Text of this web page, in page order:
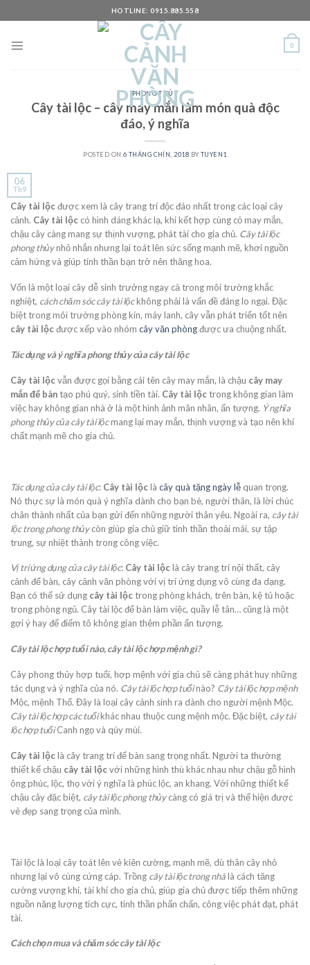
to
HOTLINE: 0915.885.558
0
PHONG THỦY
Cây tài lộc – cây may mắn làm món quà độc
đáo, ý nghĩa
POSTED ON 6 THÁNG CHÍN, 2018 BY TUYEN1
06
Th9
Cây tài lộcđược xem là cây trang trí độc đáo nhất trong các loại cây
cảnh. Cây tài lộc có hình dáng khác lạ, khi kết hợp cùng cỏ may mắn,
chậu cây càng mang sự thịnh vượng, phát tài cho gia chủ. Cây tài lộc
phong thủynhỏ nhắn nhưng lại toát lên sức sống mạnh mẽ, khơi nguồn
cảm hứng và giúp tinh thần bạn trở nên thăng hoa.
Vốn là một loại cây dễ sinh trưởng ngay cả trong môi trường khắc
nghiệt, cách chăm sóc cây tài lộckhông phải là vấn đề đáng lo ngại. Đặc
biệt trong môi trường phòng kín, máy lanh, cây vẫn phát triển tốt nên
cây tài lộcđược xếp vào nhóm cây văn phòngđược ưa chuộng nhất.
Tác dụng và ý nghĩa phong thủy của cây tài lộc
Cây tài lộcvẫn được gọi bằng cái tên cây may mắn, là chậu cây may
mắn để bàntạo phú quý, sinh tiền tài. Cây tài lộctrong không gian làm
việc hay không gian nhà ở là một hình ảnh mãn nhãn, ấn tượng. Ý nghĩa
phong thủy của cây tài lộcmang lại may mắn, thịnh vượng và tạo nên khí
chất mạnh mẽ cho gia chủ.
Tác dụng của cây tài lộc: Cây tài lộclà cây quà tặng ngày lễ quan trọng.
Nó thực sự là món quà ý nghĩa dành cho bạn bè, người thân, là lời chúc
chân thành nhất của bạn gửi đến những người thân yêu. Ngoài ra, cây tài
lộc trong phong thủycòn giúp gia chủ giữ tinh thần thoải mái, sự tập
trung, sự nhiệt thành trong công việc.
Vị trí ứng dụng của cây tài lộc: Cây tài lộclà cây trang trí nội thất, cây
cảnh để bàn, cây cảnh văn phòng với vị trí ứng dụng vô cùng đa dạng.
Bạn có thể sử dụng cây tài lộctrong phòng khách, trên bàn, kệ tủ hoặc
trong phòng ngủ. Cây tài lộc để bàn làm việc, quầy lễ tân… cũng là một
gợi ý hay để điểm tô không gian thêm phần ấn tượng.
Cây tài lộc hợp tuổi nào, cây tài lộc hợp mệnh gì?
Cây phong thủy hợp tuổi, hợp mệnh với gia chủ sẽ càng phát huy những
tác dụng và ý nghĩa của nó. Cây tài lộc hợp tuổinào? Cây tài lộc hợp mệnh
Mộc, mệnh Thổ. Đây là loại cây cảnh sinh ra dành cho người mệnh Mộc.
Cây tài lộc hợp các tuổikhác nhau thuộc cung mệnh mộc. Đặc biệt, cây tài
lộc hợp tuổiCanh ngọ và qúy mùi.
Cây tài lộclà cây trang trí để bàn sang trọng nhất. Người ta thường
thiết kế chậu cây tài lộcvới những hình thù khác nhau như chậu gỗ hình
ông phúc, lộc, thọ với ý nghĩa là phúc lộc, an khang. Với những thiết kế
chậu cây đặc biệt, cây tài lộc phong thủycàng có giá trị và thể hiện được
vẻ đẹp sang trọng của mình.
Tài lộc là loại cây toát lên vẻ kiên cường, mạnh mẽ, dù thân cây nhỏ
nhưng lại vô cùng cứng cáp. Trồng cây tài lộc trong nhàlà cách tăng
cường vượng khí, tài khí cho gia chủ, giúp gia chủ được tiếp thêm những
nguồn năng lượng tích cực, tinh thần phấn chấn, công việc phát đạt, phát
tài.
Cách chọn mua và chăm sóc cây tài lộc